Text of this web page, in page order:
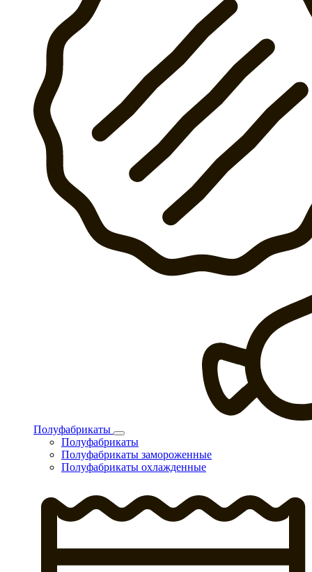
Полуфабрикаты
Полуфабрикаты
Полуфабрикаты замороженные
Полуфабрикаты охлажденные